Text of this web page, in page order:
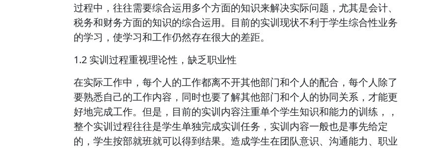
过程中，往往需要综合运用多个方面的知识来解决实际问题，尤其是会计、
税务和财务方面的知识的综合运用。目前的实训现状不利于学生综合性业务
的学习，使学习和工作仍然存在很大的差距。
1.2 实训过程重视理论性，缺乏职业性
在实际工作中，每个人的工作都离不开其他部门和个人的配合，每个人除了
要熟悉自己的工作内容，同时也要了解其他部门和个人的协同关系，才能更
好地完成工作。但是，目前的实训内容注重单个学生知识和能力的训练，，
整个实训过程往往是学生单独完成实训任务，实训内容一般也是事先给定
的，学生按部就班就可以得到结果。造成学生在团队意识、沟通能力、职业